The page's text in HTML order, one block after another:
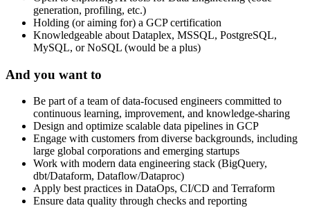
generation, profiling, etc.)
Holding (or aiming for) a GCP certification
Knowledgeable about Dataplex, MSSQL, PostgreSQL,
MySQL, or NoSQL (would be a plus)
And you want to
Be part of a team of data-focused engineers committed to
continuous learning, improvement, and knowledge-sharing
Design and optimize scalable data pipelines in GCP
Engage with customers from diverse backgrounds, including
large global corporations and emerging startups
Work with modern data engineering stack (BigQuery,
dbt/Dataform, Dataflow/Dataproc)
Apply best practices in DataOps, CI/CD and Terraform
Ensure data quality through checks and reporting